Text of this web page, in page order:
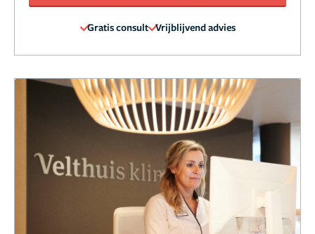
Gratis consult Vrijblijvend advies